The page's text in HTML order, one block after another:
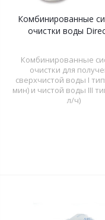
Комбинированные
очистки воды
Комбинированные
очистки для
сверхчистой воды I
мин) и чистой воды III
л/ч)